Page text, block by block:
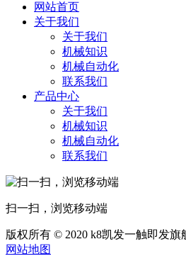
网站首页
关于我们
关于我们
机械知识
机械自动化
联系我们
产品中心
关于我们
机械知识
机械自动化
联系我们
扫一扫，浏览移动端
版权所有 © 2020 k8凯发一触即发旗
网站地图